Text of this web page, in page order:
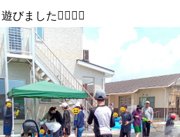
びました🏃‍♂️🏃‍♀️